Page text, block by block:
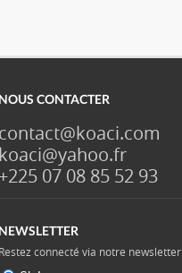
NOUS CONTACTER
contact@koaci.com
koaci@yahoo.fr
+225 07 08 85 52 93
NEWSLETTER
Restez connecté via notre newsletter